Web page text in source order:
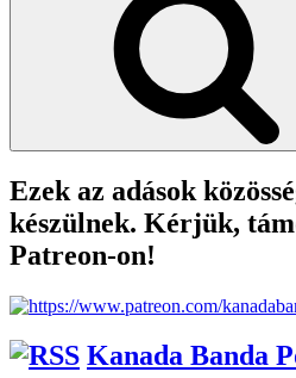
Ezek az adások
készülnek. Kérjük,
Patreon-on!
Kanada Banda